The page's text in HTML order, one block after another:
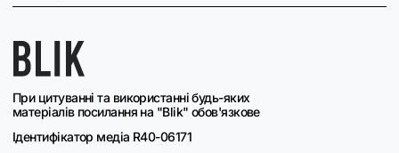
При цитуванні та використанні будь-яких
матеріалів посилання на "Blik" обов'язкове
Ідентифікатор медіа R40-06171